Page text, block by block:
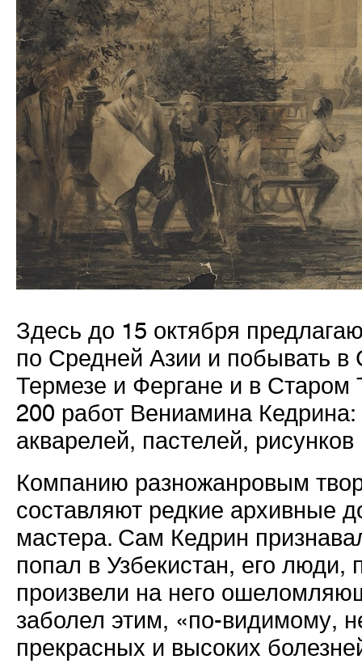
Здесь до 15 октября
по Средней Азии и побывать
Термезе и Фергане и в Старом
200 работ Вениамина Кедрина:
акварелей, пастелей, рисунков
Компанию разножанровым
составляют редкие архивные
мастера. Сам Кедрин
попал в Узбекистан, его люди,
произвели на него
заболел этим, «по-видимому,
прекрасных и высоких